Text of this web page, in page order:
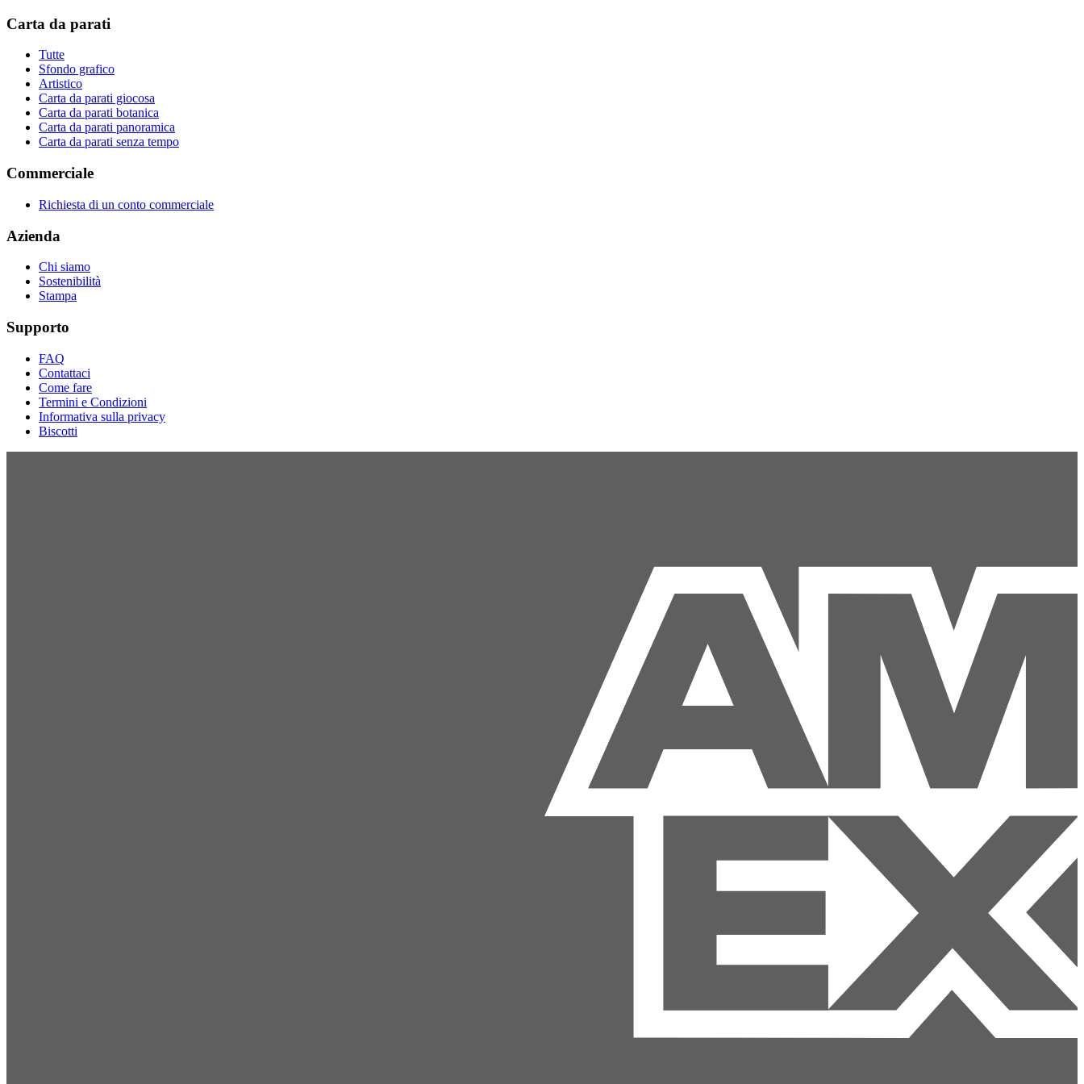
Carta da parati
Tutte
Sfondo grafico
Artistico
Carta da parati giocosa
Carta da parati botanica
Carta da parati panoramica
Carta da parati senza tempo
Commerciale
Richiesta di un conto commerciale
Azienda
Chi siamo
Sostenibilità
Stampa
Supporto
FAQ
Contattaci
Come fare
Termini e Condizioni
Informativa sulla privacy
Biscotti